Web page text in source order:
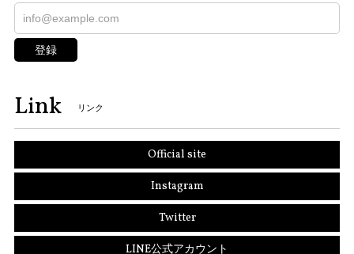
登録
Link リンク
Official site
Instagram
Twitter
LINE公式アカウント